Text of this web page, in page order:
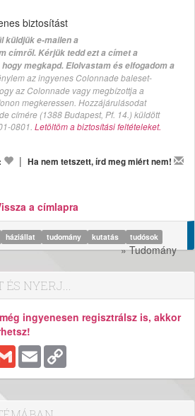
biztosítást
küldjük e-mailen a
címről. Kérjük tedd ezt a címet a
megkapd. Elolvastam és elfogadom a
az ingyenes Colonnade baleset-
az Colonnade vagy megbízottja a
megkeressen. Hozzájárulásodat
címére (1388 Budapest, Pf. 14.) küldött
0801. Letöltöm a biztosítási feltételeket.
| Ha nem tetszett, írd meg miért nem!
a címlapra
háziállat tudomány kutatás tudósok
» Tudomány
NYERJ...
ingyenesen regisztrálsz is, akkor
Gmail Email